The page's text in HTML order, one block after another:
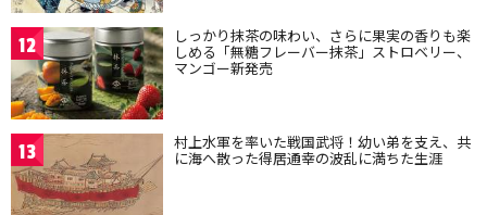
12 しっかり抹茶の味わい、さらに果実の香りも楽
しめる「無糖フレーバー抹茶」ストロベリー、
マンゴー新発売
13 村上水軍を率いた戦国武将！幼い弟を支え、共
に海へ散った得居通幸の波乱に満ちた生涯